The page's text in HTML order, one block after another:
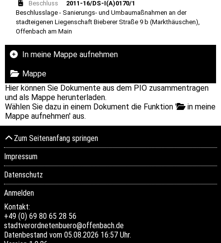
Beschluss
2011-16/DS-I(A)0170/1
Beschlusslage - Sanierungs- und Umbaumaßnahmen an der
stadteigenen Liegenschaft Bieberer Straße 9 b (Markthäuschen),
Offenbach am Main
In meine Mappe aufnehmen
Mappe
Hier können Sie Dokumente aus dem PIO zusammentragen
und als Mappe herunterladen.
Wählen Sie dazu in einem Dokument die Funktion '
in meine
Mappe aufnehmen' aus.
Zum Seitenanfang springen
Impressum
Datenschutz
Anmelden
Kontakt:
+49 (0) 69 80 65 28 56
stadtverordnetenbuero@offenbach.de
Datenbestand vom 05.08.2026 16:57 Uhr.